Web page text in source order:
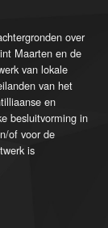
over
Maarten en de
van lokale
van het
en
besluitvorming in
of voor de
is